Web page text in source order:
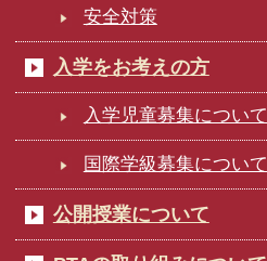
安全対策
入学をお考えの方
入学児童募集について
国際学級募集について
公開授業について